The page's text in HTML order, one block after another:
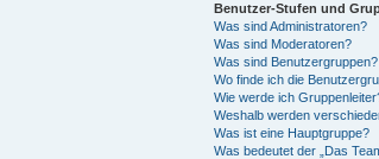
Benutzer-Stufen und
Was sind Administratoren?
Was sind Moderatoren?
Was sind Benutzergruppen?
Wo finde ich die
Wie werde ich
Weshalb werden
Was ist eine Hauptgruppe?
Was bedeutet der „Das